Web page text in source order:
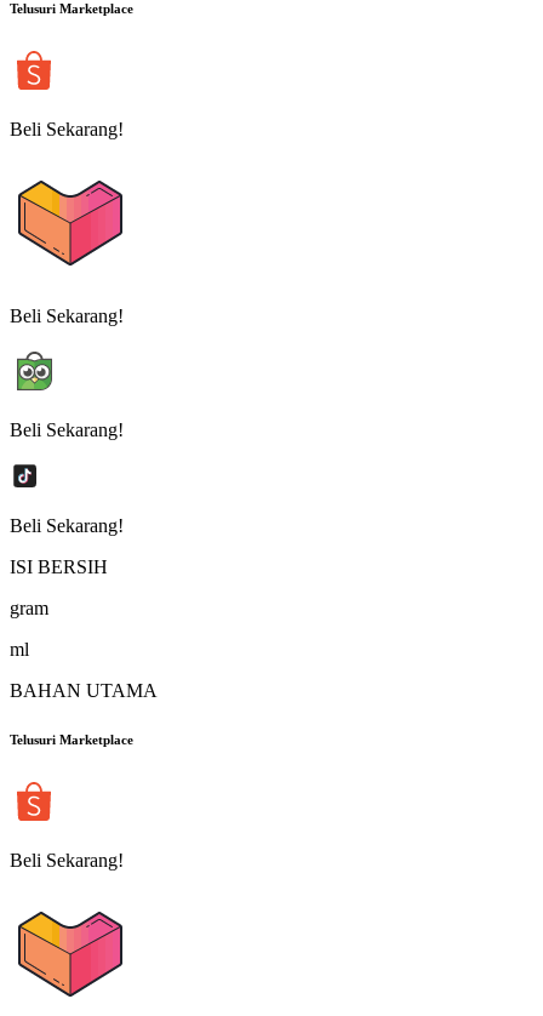
Telusuri Marketplace
Beli Sekarang!
Beli Sekarang!
Beli Sekarang!
Beli Sekarang!
ISI BERSIH
gram
ml
BAHAN UTAMA
Telusuri Marketplace
Beli Sekarang!